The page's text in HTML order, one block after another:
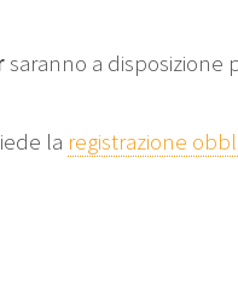
saranno a disposizione
la registrazione